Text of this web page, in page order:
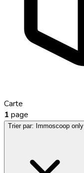
Carte
1 page
Trier par: Immoscoop only